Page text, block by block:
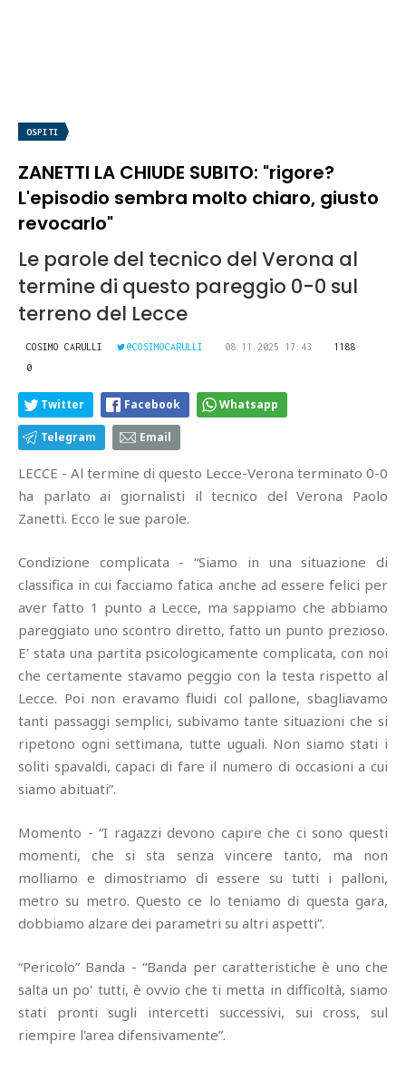
OSPITI
ZANETTI LA CHIUDE SUBITO: "rigore?
L'episodio sembra molto chiaro, giusto
revocarlo"
Le parole del tecnico del Verona al
termine di questo pareggio 0-0 sul
terreno del Lecce
COSIMO CARULLI @COSIMOCARULLI 08.11.2025 17:43
1188
0
Twitter Facebook Whatsapp
Telegram Email
LECCE - Al termine di questo Lecce-Verona terminato 0-0
ha parlato ai giornalisti il tecnico del Verona Paolo
Zanetti. Ecco le sue parole.
Condizione complicata - “Siamo in una situazione di
classifica in cui facciamo fatica anche ad essere felici per
aver fatto 1 punto a Lecce, ma sappiamo che abbiamo
pareggiato uno scontro diretto, fatto un punto prezioso.
E' stata una partita psicologicamente complicata, con noi
che certamente stavamo peggio con la testa rispetto al
Lecce. Poi non eravamo fluidi col pallone, sbagliavamo
tanti passaggi semplici, subivamo tante situazioni che si
ripetono ogni settimana, tutte uguali. Non siamo stati i
soliti spavaldi, capaci di fare il numero di occasioni a cui
siamo abituati”.
Momento - “I ragazzi devono capire che ci sono questi
momenti, che si sta senza vincere tanto, ma non
molliamo e dimostriamo di essere su tutti i palloni,
metro su metro. Questo ce lo teniamo di questa gara,
dobbiamo alzare dei parametri su altri aspetti”.
“Pericolo” Banda - “Banda per caratteristiche è uno che
salta un po' tutti, è ovvio che ti metta in difficoltà, siamo
stati pronti sugli intercetti successivi, sui cross, sul
riempire l'area difensivamente”.